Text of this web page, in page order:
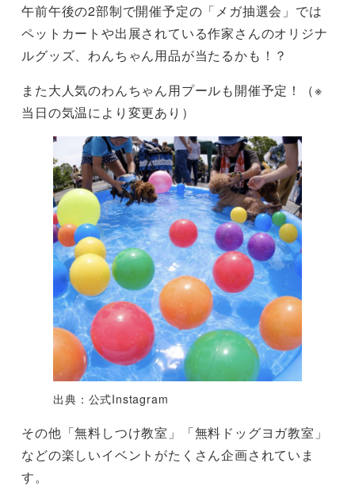
午前午後の2部制で開催予定の「メガ抽選会」では
ペットカートや出展されている作家さんのオリジナ
ルグッズ、わんちゃん用品が当たるかも！？
また大人気のわんちゃん用プールも開催予定！（※
当日の気温により変更あり）
出典：公式Instagram
その他「無料しつけ教室」「無料ドッグヨガ教室」
などの楽しいイベントがたくさん企画されていま
す。